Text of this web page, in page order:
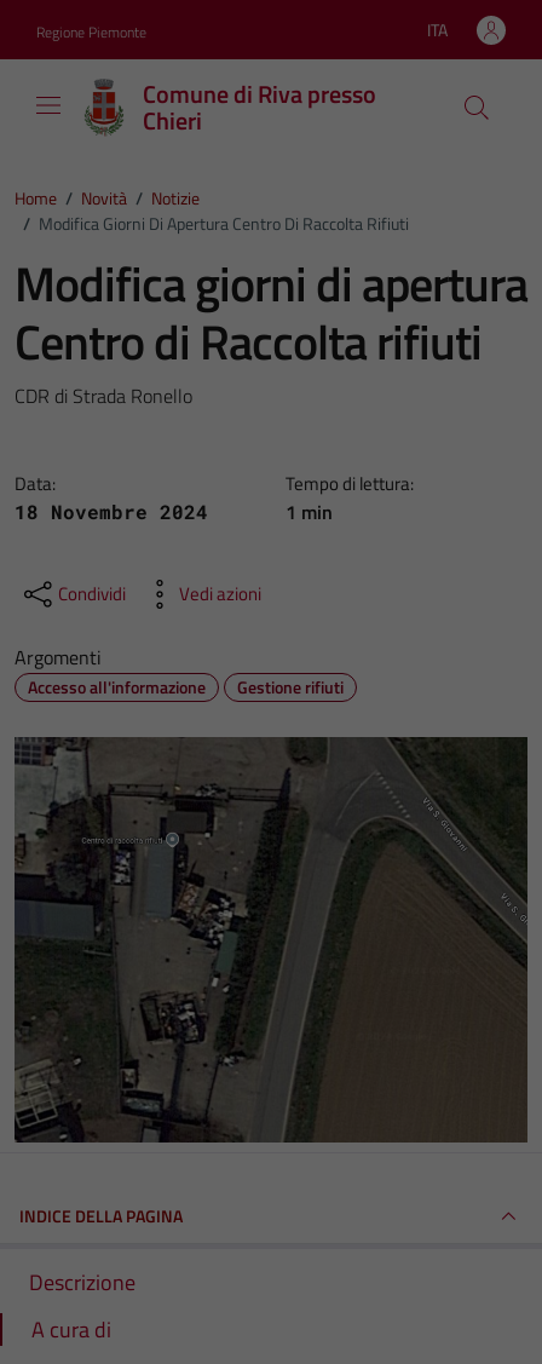
Regione Piemonte Lingua attiva:
ITA
Comune di Riva presso
Chieri
Home / Novità / Notizie
/ Modifica Giorni Di Apertura Centro Di Raccolta Rifiuti
Modifica giorni di apertura
Centro di Raccolta rifiuti
CDR di Strada Ronello
Data:
18 Novembre 2024
Tempo di lettura:
1 min
Condividi Vedi azioni
Argomenti
Accesso all'informazione Gestione rifiuti
INDICE DELLA PAGINA
Descrizione
A cura di